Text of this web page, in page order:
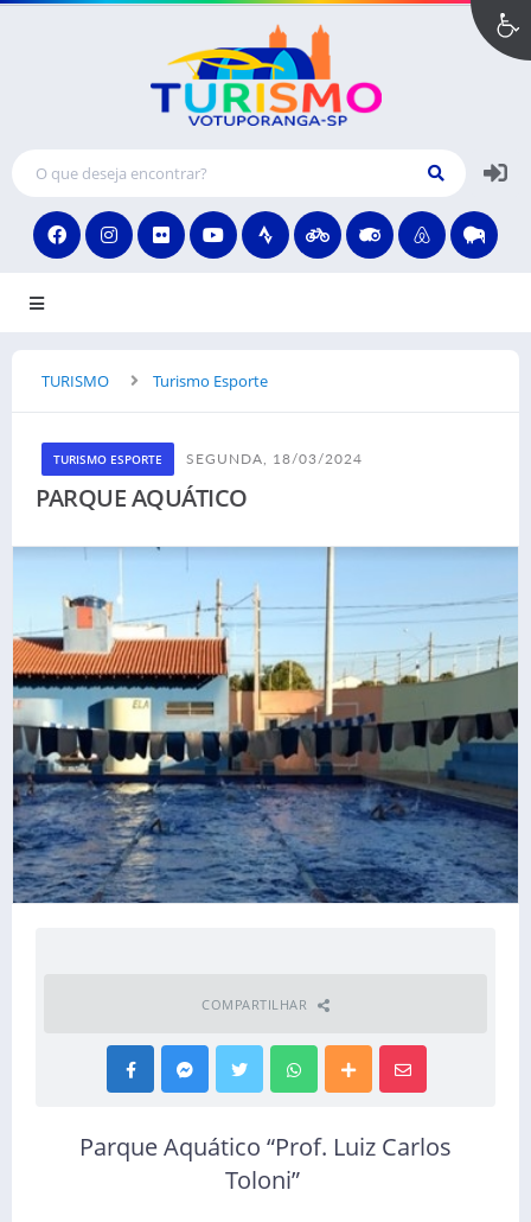
TURISMO Turismo Esporte
TURISMO ESPORTE SEGUNDA, 18/03/2024
PARQUE AQUÁTICO
COMPARTILHAR
Parque Aquático “Prof. Luiz Carlos
Toloni”